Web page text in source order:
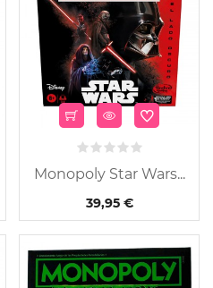
Monopoly Star Wars...
39,95 €